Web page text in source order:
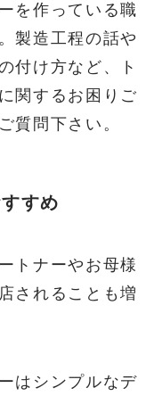
を作っている職
製造工程の話や
付け方など、ト
関するお困りご
質問下さい。
すめ
トナーやお母様
されることも増
はシンプルなデ